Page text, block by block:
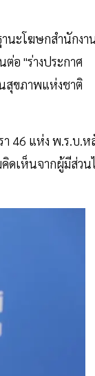
นะโฆษกสำนักงา
อ "ร่างประกาศ
สุขภาพแห่งชาติ
46 แห่ง พ.ร.บ.ห
ดเห็นจากผู้มีส่วน